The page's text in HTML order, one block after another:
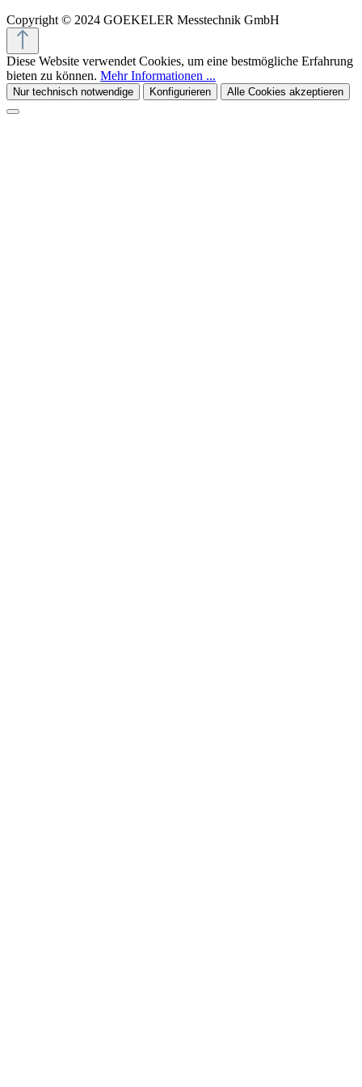
Copyright © 2024 GOEKELER Messtechnik GmbH
Diese Website verwendet Cookies, um eine bestmögliche Erfahrung
bieten zu können. Mehr Informationen ...
Nur technisch notwendige Konfigurieren Alle Cookies akzeptieren